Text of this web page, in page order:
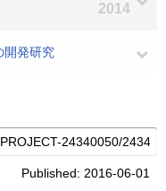
2014
開発研究
Published: 2016-06-01